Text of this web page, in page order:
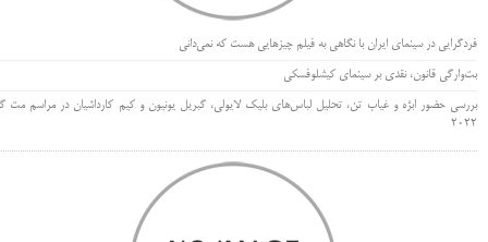
فردگرایی در سینمای ایران با نگاهی به فیلم چیزهایی هست که نمی‌دانی
بت‌وارگی قانون، نقدی بر سینمای کیشلوفسکی
بررسی حضور ابژه و غیاب تن، تحلیل لباس‌های بلیک لایولی، گبریل یونیون و کیم کارداشیان در مراسم مت
۲۰۲۲